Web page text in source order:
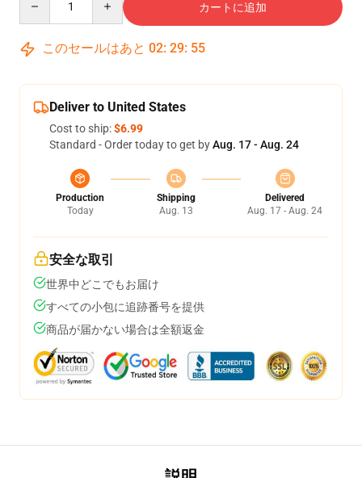
カートに追加
このセールはあと 02: 29: 54
Deliver to United States
Cost to ship:$6.99
Standard - Order today to get byAug. 17 - Aug. 24
Production
Today
Shipping
Aug. 13
Delivered
Aug. 17 - Aug. 24
安全な取引
世界中どこでもお届け
すべての小包に追跡番号を提供
商品が届かない場合は全額返金